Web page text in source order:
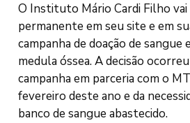
O Instituto Mário Cardi Filho
permanente em seu site e em
campanha de doação de sangue
medula óssea. A decisão
campanha em parceria com o
fevereiro deste ano e da
banco de sangue abastecido.